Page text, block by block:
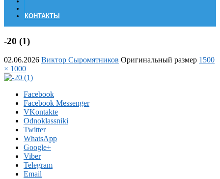
КОНТАКТЫ
-20 (1)
02.06.2026 Виктор Сыромятников Оригинальный размер 1500
× 1000
Facebook
Facebook Messenger
VKontakte
Odnoklassniki
Twitter
WhatsApp
Google+
Viber
Telegram
Email